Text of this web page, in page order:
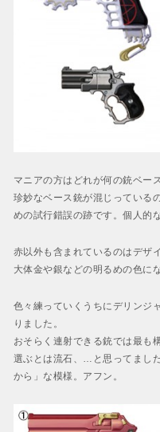
マニアの方はどれが何の銃ベー
珍妙なベース銃が混じっている
めの試行錯誤の跡です。個人的
赤以外も含まれているのはデザ
大体金や銀などの明るめの色に
色々練っていくうちにデリンジ
りました。
おそらく連射できる銃では最も
選ぶとは流石、…と思ってまし
から」な模様。アフン。